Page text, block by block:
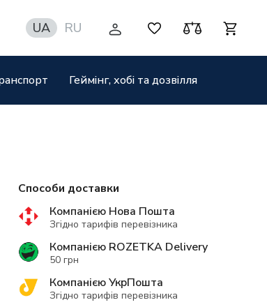
UA RU
Геймінг, хобі та дозвілля
Способи доставки
Компанією Нова Пошта
Згідно тарифів перевізника
Компанією ROZETKA Delivery
50 грн
Компанією УкрПошта
Згідно тарифів перевізника